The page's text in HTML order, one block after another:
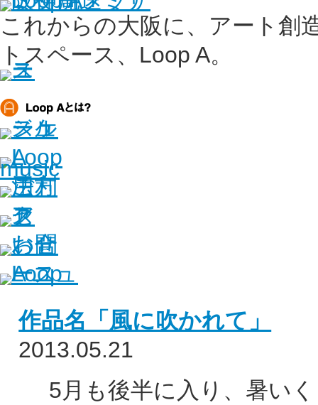
これからの大阪に、アート創
トスペース、Loop A。
作品名「風に吹かれて」
2013.05.21
5月も後半に入り、暑い